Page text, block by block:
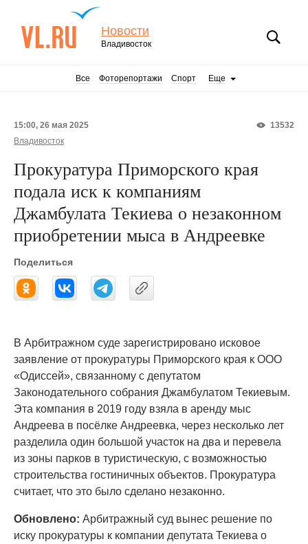
Новости
Владивосток
Все Фоторепортажи Спорт Еще
13532
15:00, 26 мая 2025
Владивосток
Прокуратура Приморского края
подала иск к компаниям
Джамбулата Текиева о незаконном
приобретении мыса в Андреевке
Поделиться
В Арбитражном суде зарегистрировано исковое
заявление от прокуратуры Приморского края к ООО
«Одиссей», связанному с депутатом
Законодательного собрания Джамбулатом Текиевым.
Эта компания в 2019 году взяла в аренду мыс
Андреева в посёлке Андреевка, через несколько лет
разделила один большой участок на два и перевела
из зоны парков в туристическую, с возможностью
строительства гостиничных объектов. Прокуратура
считает, что это было сделано незаконно.
Обновлено: Арбитражный суд вынес решение по
иску прокуратуры к компании депутата Текиева о